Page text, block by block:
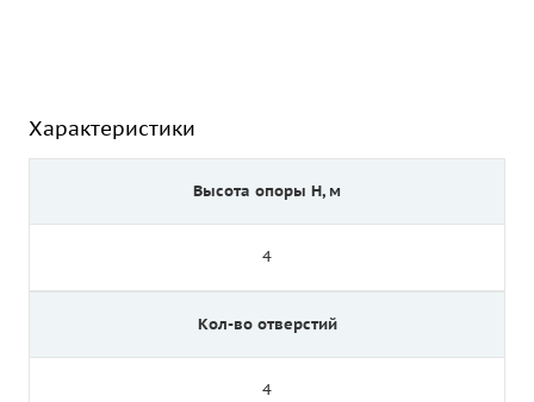
Характеристики
Высота опоры Н, м
4
Кол-во отверстий
4